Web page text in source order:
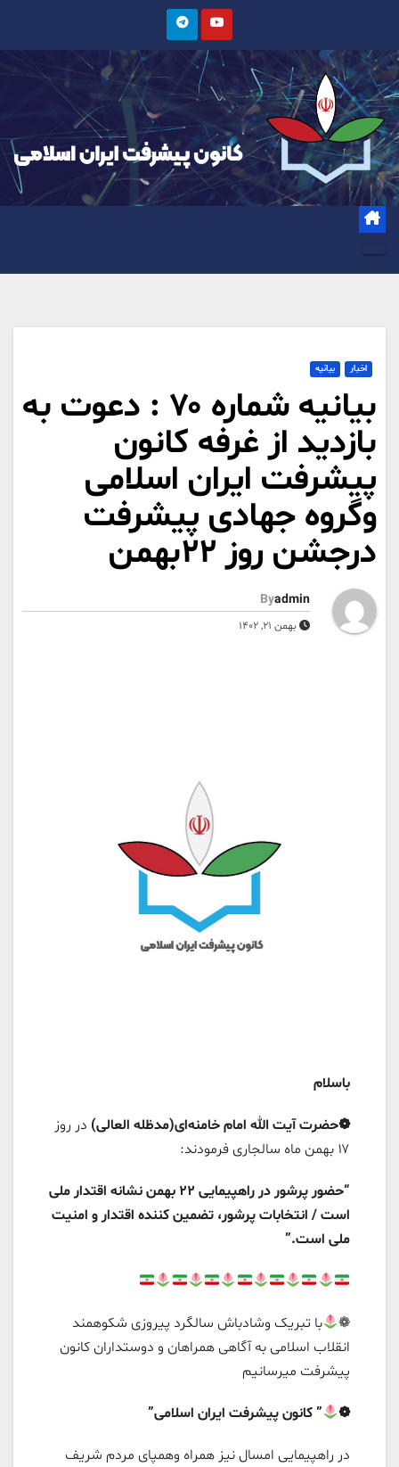
content
اخبار بیانیه
بیانیه شماره ۷۰ : دعوت به
بازدید از غرفه کانون
پیشرفت ایران اسلامی
وگروه جهادی پیشرفت
درجشن روز ۲۲بهمن
Byadmin
بهمن 21, 1402
باسلام
❁حضرت آیت الله امام خامنه‌ای(مدظله العالی) در روز
۱۷ بهمن ماه سالجاری فرمودند:
“حضور پرشور در راهپیمایی ۲۲ بهمن نشانه اقتدار ملی
است / انتخابات پرشور، تضمین کننده اقتدار و امنیت
ملی است.”
❁
با تبریک وشادباش سالگرد پیروزی شکوهمند
انقلاب اسلامی به آگاهی همراهان و دوستداران کانون
پیشرفت میرسانیم
❁ ” کانون پیشرفت ایران اسلامی”
در راهپیمایی امسال نیز همراه وهمپای مردم شریف